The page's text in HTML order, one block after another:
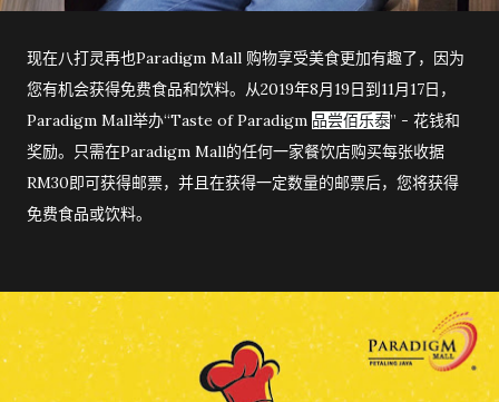
现在八打灵再也Paradigm Mall 购物享受美食更加有趣了，因为
您有机会获得免费食品和饮料。从2019年8月19日到11月17日，
Paradigm Mall举办“Taste of Paradigm 品尝佰乐泰” - 花钱和
奖励。只需在Paradigm Mall的任何一家餐饮店购买每张收据
RM30即可获得邮票，并且在获得一定数量的邮票后，您将获得
免费食品或饮料。